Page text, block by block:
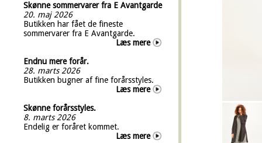
Skønne sommervarer fra E Avantgarde
20. maj 2026
Butikken har fået de fineste
sommervarer fra E Avantgarde.
Læs mere
Endnu mere forår.
28. marts 2026
Butikken bugner af fine forårsstyles.
Læs mere
Skønne forårsstyles.
8. marts 2026
Endelig er foråret kommet.
Læs mere